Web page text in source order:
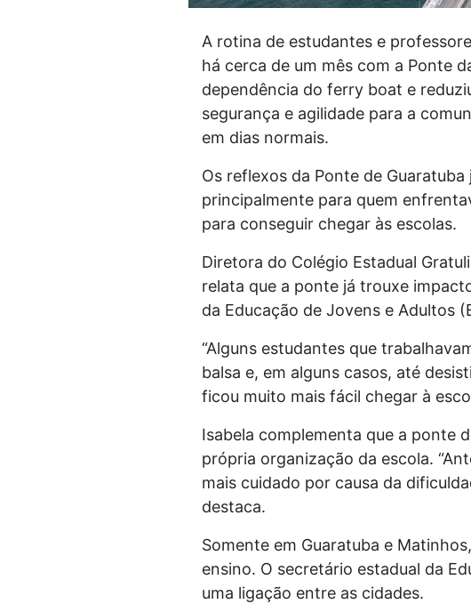
A rotina de estudantes e
há cerca de um mês com a Ponte
dependência do ferry boat e
segurança e agilidade para a
em dias normais.
Os reflexos da Ponte de
principalmente para quem
para conseguir chegar às escolas.
Diretora do Colégio Estadual
relata que a ponte já trouxe
da Educação de Jovens e Adultos
“Alguns estudantes que
balsa e, em alguns casos, até
ficou muito mais fácil chegar à
Isabela complementa que a ponte
própria organização da escola.
mais cuidado por causa da
destaca.
Somente em Guaratuba e
ensino. O secretário estadual da
uma ligação entre as cidades.